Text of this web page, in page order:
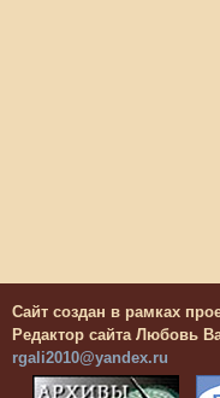
Сайт создан в рамках
Редактор сайта Любовь
rgali2010@yandex.ru